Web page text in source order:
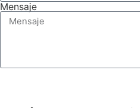
Mensaje